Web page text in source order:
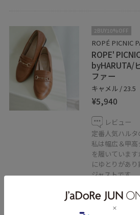
2BUY10%OFF
ROPÉ PICNIC
ROPE'
byHARUTA/
ファー
キャメル / 23.5
¥5,940
レビュー
定番人気ハルタ
私は幅広＆甲
を履いていま
にゆとりがあ
ジャストです。
着用も疲れにく